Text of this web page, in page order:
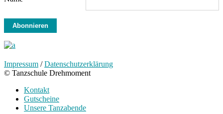
Impressum /Datenschutzerklärung
© Tanzschule Drehmoment
Kontakt
Gutscheine
Unsere Tanzabende